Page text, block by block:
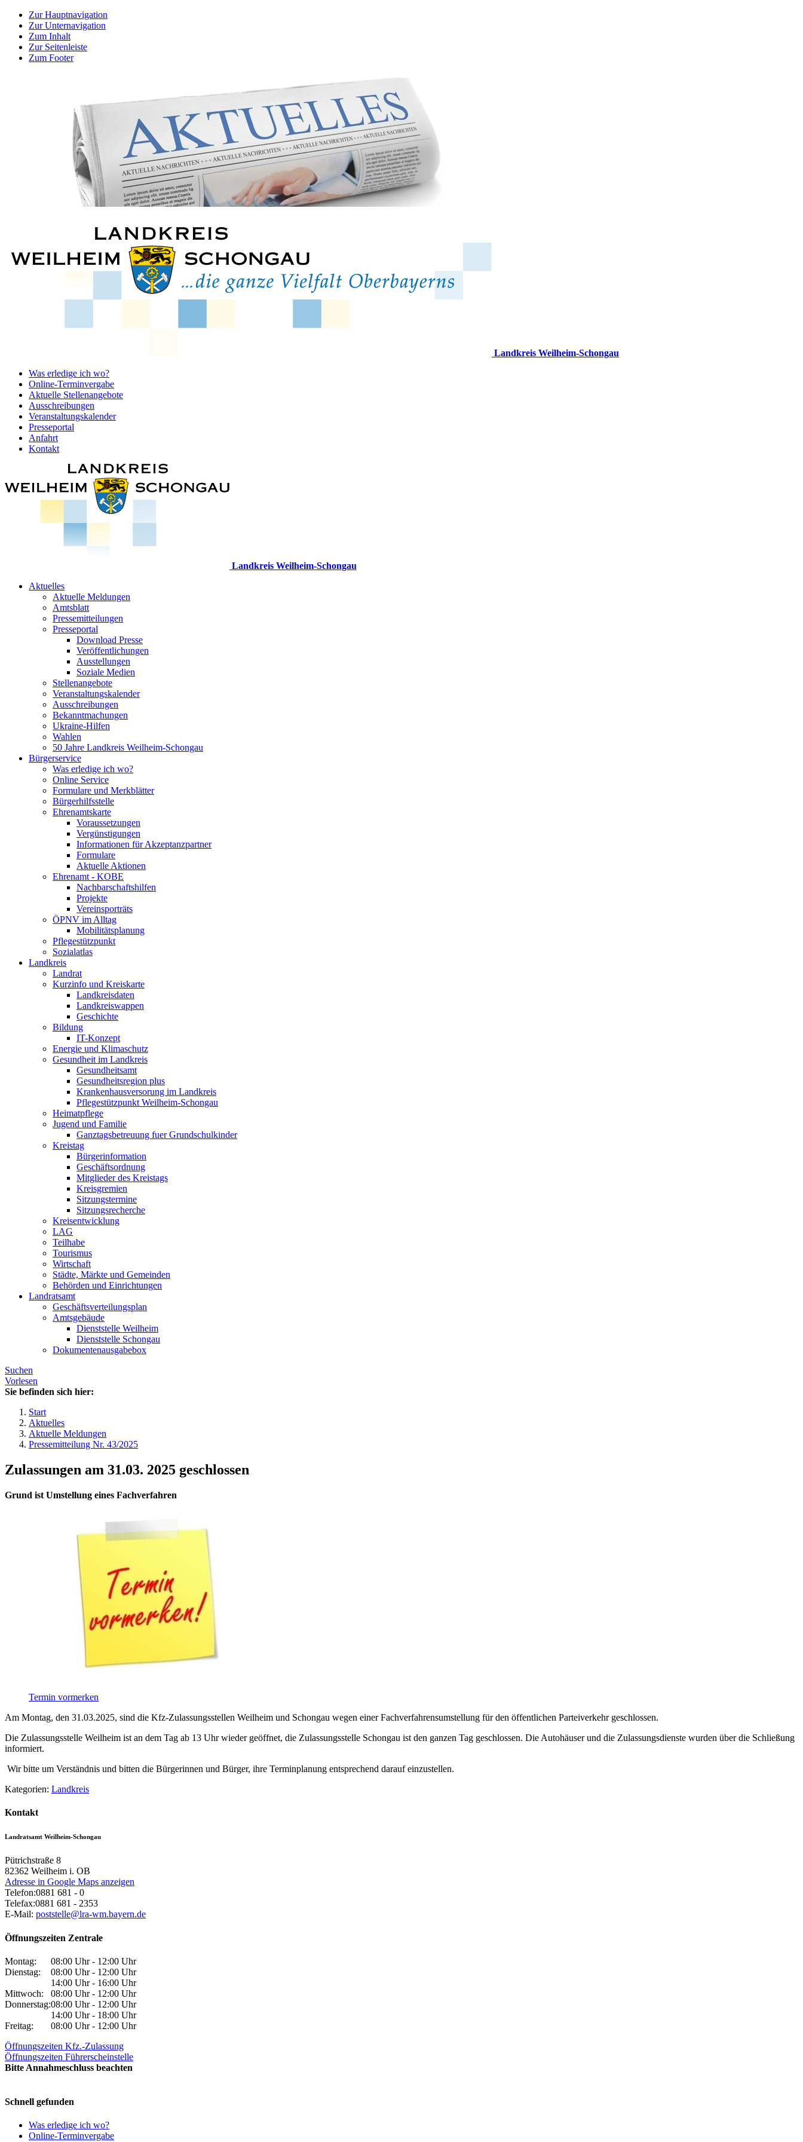
Zur Hauptnavigation
Zur Unternavigation
Zum Inhalt
Zur Seitenleiste
Zum Footer
Landkreis Weilheim-Schongau
Was erledige ich wo?
Online-Terminvergabe
Aktuelle Stellenangebote
Ausschreibungen
Veranstaltungskalender
Presseportal
Anfahrt
Kontakt
Landkreis Weilheim-Schongau
Aktuelles
Aktuelle Meldungen
Amtsblatt
Pressemitteilungen
Presseportal
Download Presse
Veröffentlichungen
Ausstellungen
Soziale Medien
Stellenangebote
Veranstaltungskalender
Ausschreibungen
Bekanntmachungen
Ukraine-Hilfen
Wahlen
50 Jahre Landkreis Weilheim-Schongau
Bürgerservice
Was erledige ich wo?
Online Service
Formulare und Merkblätter
Bürgerhilfsstelle
Ehrenamtskarte
Voraussetzungen
Vergünstigungen
Informationen für Akzeptanzpartner
Formulare
Aktuelle Aktionen
Ehrenamt - KOBE
Nachbarschaftshilfen
Projekte
Vereinsporträts
ÖPNV im Alltag
Mobilitätsplanung
Pflegestützpunkt
Sozialatlas
Landkreis
Landrat
Kurzinfo und Kreiskarte
Landkreisdaten
Landkreiswappen
Geschichte
Bildung
IT-Konzept
Energie und Klimaschutz
Gesundheit im Landkreis
Gesundheitsamt
Gesundheitsregion plus
Krankenhausversorung im Landkreis
Pflegestützpunkt Weilheim-Schongau
Heimatpflege
Jugend und Familie
Ganztagsbetreuung fuer Grundschulkinder
Kreistag
Bürgerinformation
Geschäftsordnung
Mitglieder des Kreistags
Kreisgremien
Sitzungstermine
Sitzungsrecherche
Kreisentwicklung
LAG
Teilhabe
Tourismus
Wirtschaft
Städte, Märkte und Gemeinden
Behörden und Einrichtungen
Landratsamt
Geschäftsverteilungsplan
Amtsgebäude
Dienststelle Weilheim
Dienststelle Schongau
Dokumentenausgabebox
Suchen
Vorlesen
Sie befinden sich hier:
Start
Aktuelles
Aktuelle Meldungen
Pressemitteilung Nr. 43/2025
Zulassungen am 31.03. 2025 geschlossen
Grund ist Umstellung eines Fachverfahren
Termin vormerken
Am Montag, den 31.03.2025, sind die Kfz-Zulassungsstellen Weilheim und Schongau wegen einer Fachverfahrensumstellung für den öffentlichen Parteiverkehr geschlossen.
Die Zulassungsstelle Weilheim ist an dem Tag ab 13 Uhr wieder geöffnet, die Zulassungsstelle Schongau ist den ganzen Tag geschlossen. Die Autohäuser und die Zulassungsdienste wurden über die Schließung
informiert.
Wir bitte um Verständnis und bitten die Bürgerinnen und Bürger, ihre Terminplanung entsprechend darauf einzustellen.
Kategorien: Landkreis
Kontakt
Landratsamt Weilheim-Schongau
Pütrichstraße 8
82362 Weilheim i. OB
Adresse in Google Maps anzeigen
Telefon:0881 681 - 0
Telefax:0881 681 - 2353
E-Mail: poststelle@lra-wm.bayern.de
Öffnungszeiten Zentrale
Montag:
08:00 Uhr - 12:00 Uhr
Dienstag:
08:00 Uhr - 12:00 Uhr
14:00 Uhr - 16:00 Uhr
Mittwoch:
08:00 Uhr - 12:00 Uhr
Donnerstag:08:00 Uhr - 12:00 Uhr
14:00 Uhr - 18:00 Uhr
Freitag:
08:00 Uhr - 12:00 Uhr
Öffnungszeiten Kfz.-Zulassung
Öffnungszeiten Führerscheinstelle
Bitte Annahmeschluss beachten
Schnell gefunden
Was erledige ich wo?
Online-Terminvergabe